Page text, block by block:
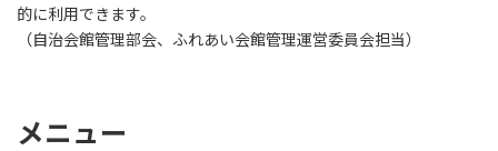
的に利用できます。
（自治会館管理部会、ふれあい会館管理運営委員会担当）
メニュー